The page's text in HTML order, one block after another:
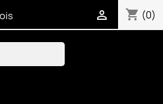
shopping_cart (0)
